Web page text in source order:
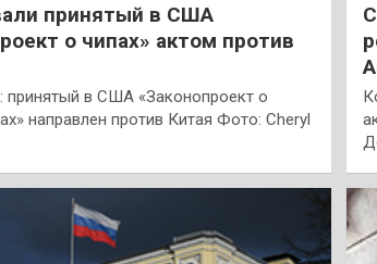
принятый в США
о чипах» актом против
принятый в США «Законопроект о
направлен против Китая Фото: Cheryl